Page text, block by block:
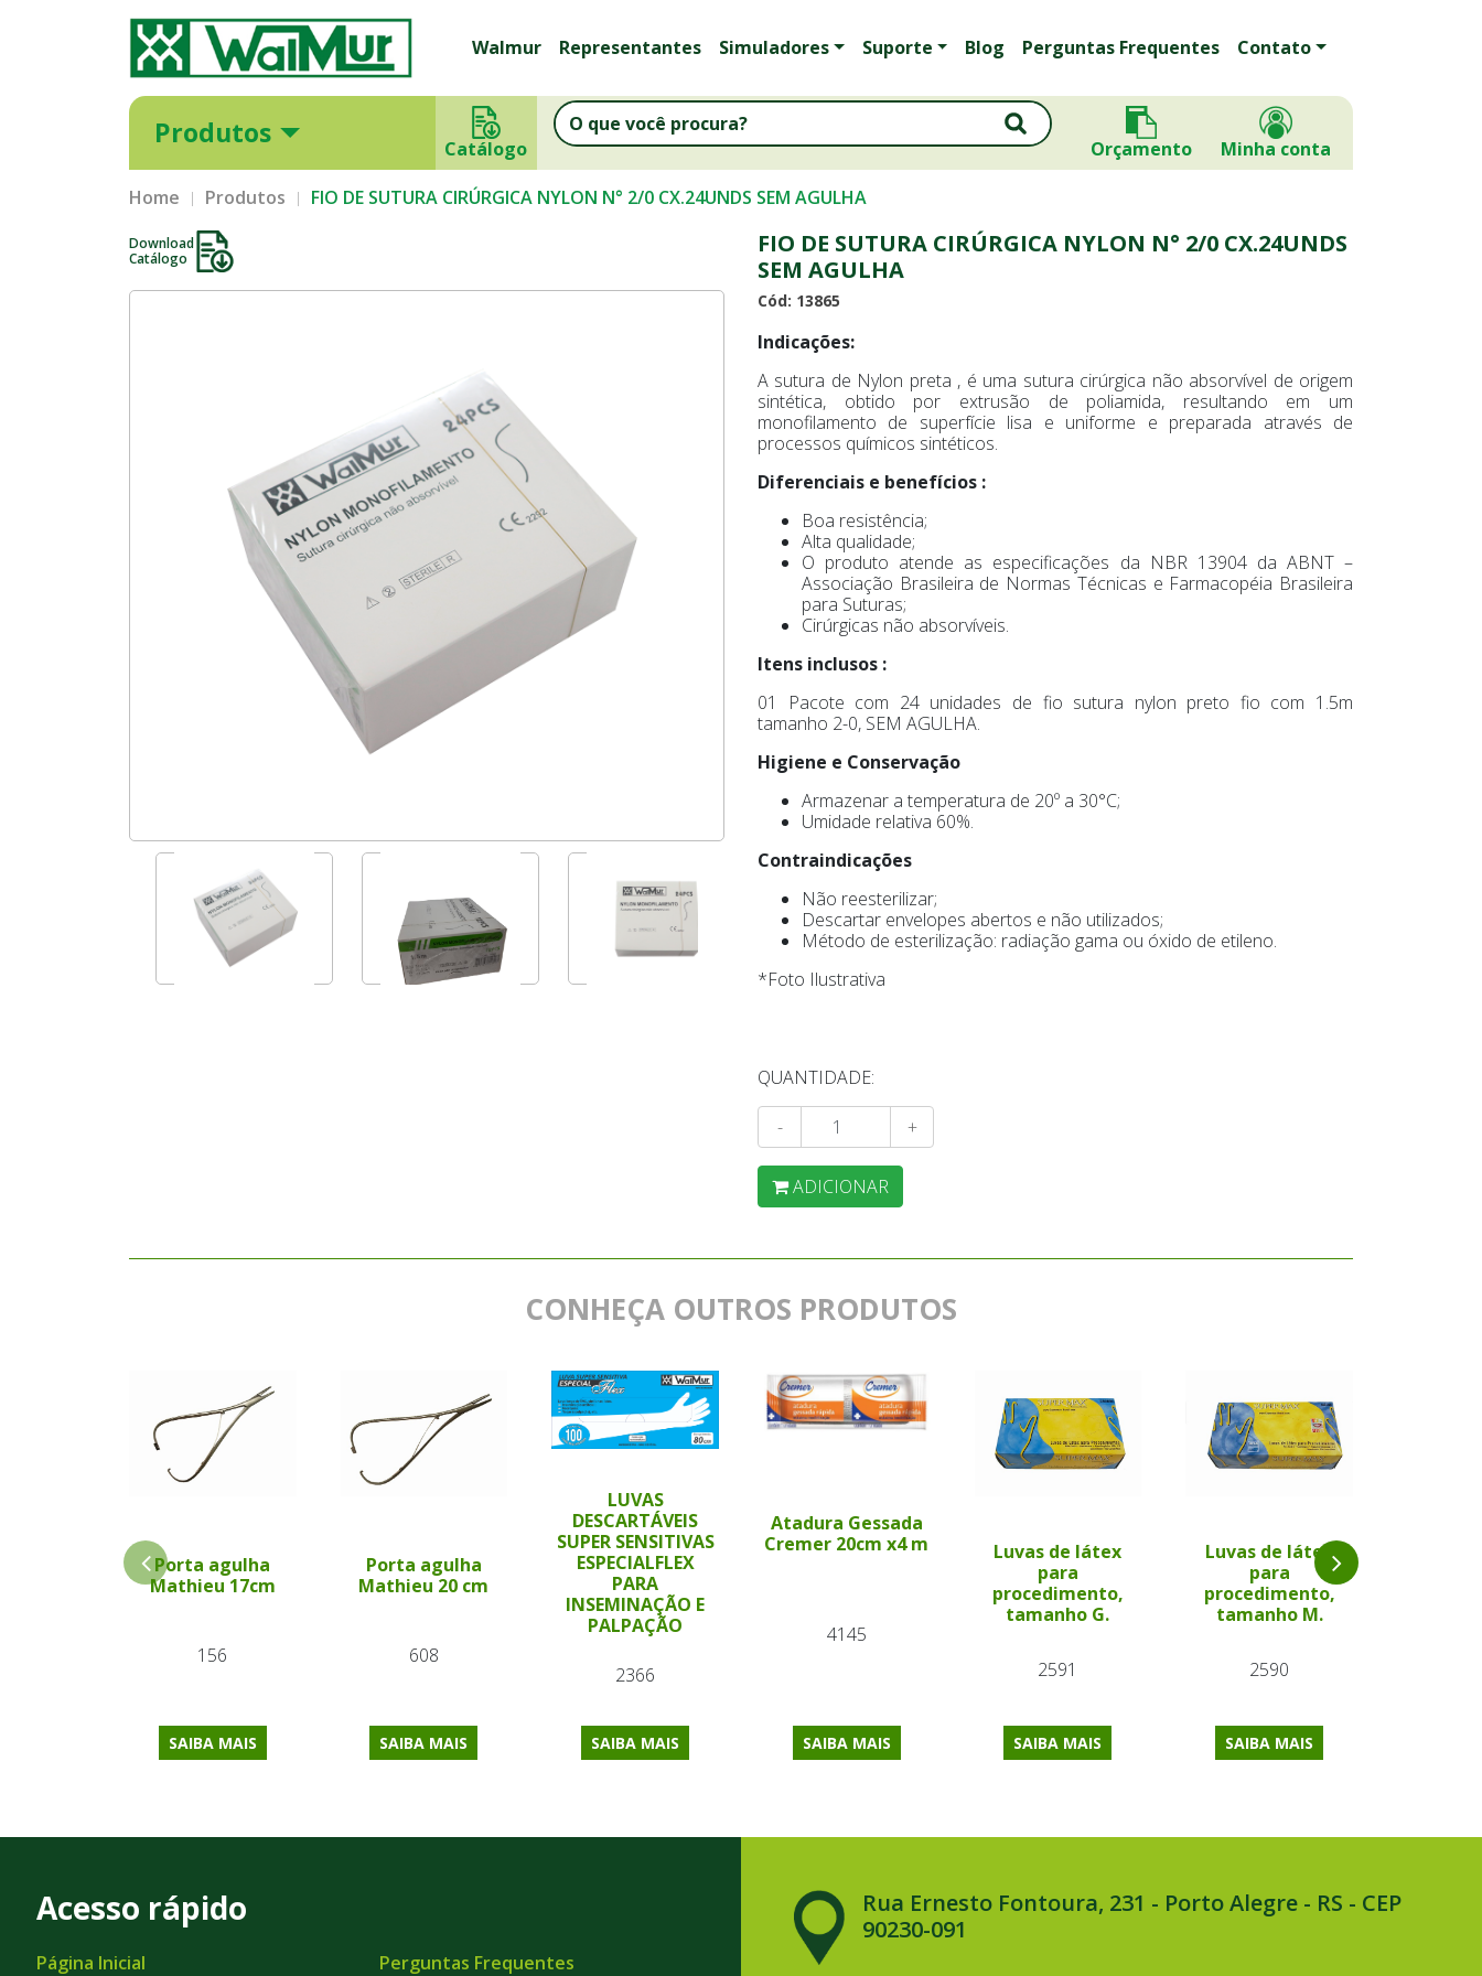
Walmur Representantes Simuladores Suporte Blog Perguntas Frequentes Contato
Produtos Catálogo Orçamento Minha conta
Home Produtos FIO DE SUTURA CIRÚRGICA NYLON N° 2/0 CX.24UNDS SEM AGULHA
Download
Catálogo
FIO DE SUTURA CIRÚRGICA NYLON N° 2/0 CX.24UNDS
SEM AGULHA
Cód: 13865
Indicações:
A sutura de Nylon preta , é uma sutura cirúrgica não absorvível de origem
sintética, obtido por extrusão de poliamida, resultando em um
monofilamento de superfície lisa e uniforme e preparada através de
processos químicos sintéticos.
Diferenciais e benefícios :
Boa resistência;
Alta qualidade;
O produto atende as especificações da NBR 13904 da ABNT –
Associação Brasileira de Normas Técnicas e Farmacopéia Brasileira
para Suturas;
Cirúrgicas não absorvíveis.
Itens inclusos :
01 Pacote com 24 unidades de fio sutura nylon preto fio com 1.5m
tamanho 2-0, SEM AGULHA.
Higiene e Conservação
Armazenar a temperatura de 20º a 30°C;
Umidade relativa 60%.
Contraindicações
Não reesterilizar;
Descartar envelopes abertos e não utilizados;
Método de esterilização: radiação gama ou óxido de etileno.
*Foto Ilustrativa
QUANTIDADE:
- +
ADICIONAR
CONHEÇA OUTROS PRODUTOS
Porta agulha
Mathieu 17cm
156
SAIBA MAIS
Porta agulha
Mathieu 20 cm
608
SAIBA MAIS
LUVAS
DESCARTÁVEIS
SUPER SENSITIVAS
ESPECIALFLEX
PARA
INSEMINAÇÃO E
PALPAÇÃO
2366
SAIBA MAIS
Atadura Gessada
Cremer 20cm x4 m
4145
SAIBA MAIS
Luvas de látex
para
procedimento,
tamanho G.
2591
SAIBA MAIS
Luvas de látex
para
procedimento,
tamanho M.
2590
SAIBA MAIS
Acesso rápido
Página Inicial Perguntas Frequentes
Rua Ernesto Fontoura, 231 - Porto Alegre - RS - CEP
90230-091